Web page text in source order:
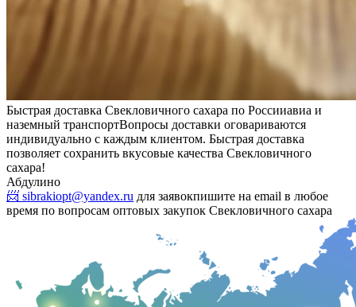
Быстрая доставка Свекловичного сахара по Россииавиа и
наземный транспортВопросы доставки оговариваются
индивидуально с каждым клиентом. Быстрая доставка
позволяет сохранить вкусовые качества Свекловичного
сахара!
Абдулино
📨 sibrakiopt@yandex.ru для заявокпишите на email в любое
время по вопросам оптовых закупок Свекловичного сахара